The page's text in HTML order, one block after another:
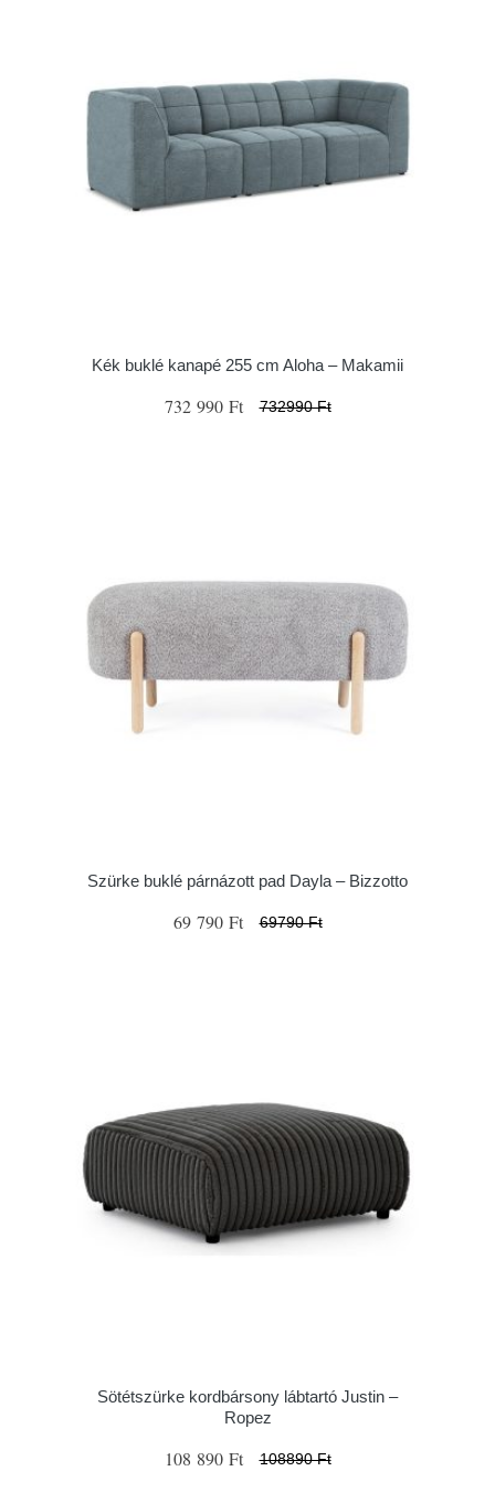
Kék buklé kanapé 255 cm Aloha – Makamii
732 990 Ft 732990 Ft
Szürke buklé párnázott pad Dayla – Bizzotto
69 790 Ft 69790 Ft
Sötétszürke kordbársony lábtartó Justin –
Ropez
108 890 Ft 108890 Ft